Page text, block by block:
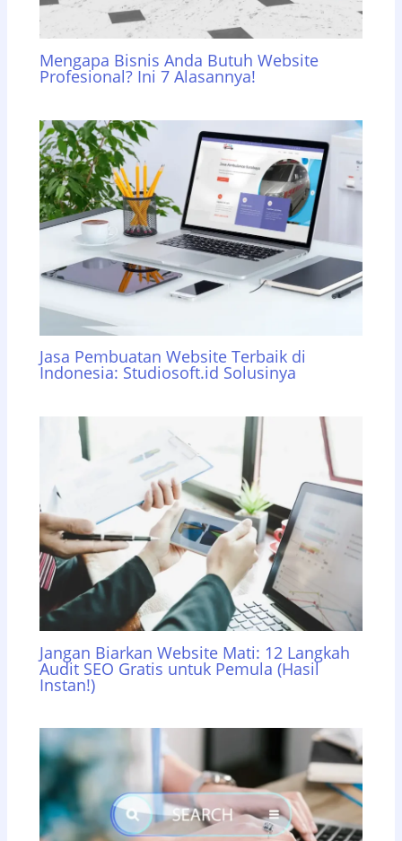
Mengapa Bisnis Anda Butuh Website
Profesional? Ini 7 Alasannya!
Jasa Pembuatan Website Terbaik di
Indonesia: Studiosoft.id Solusinya
Jangan Biarkan Website Mati: 12 Langkah
Audit SEO Gratis untuk Pemula (Hasil
Instan!)